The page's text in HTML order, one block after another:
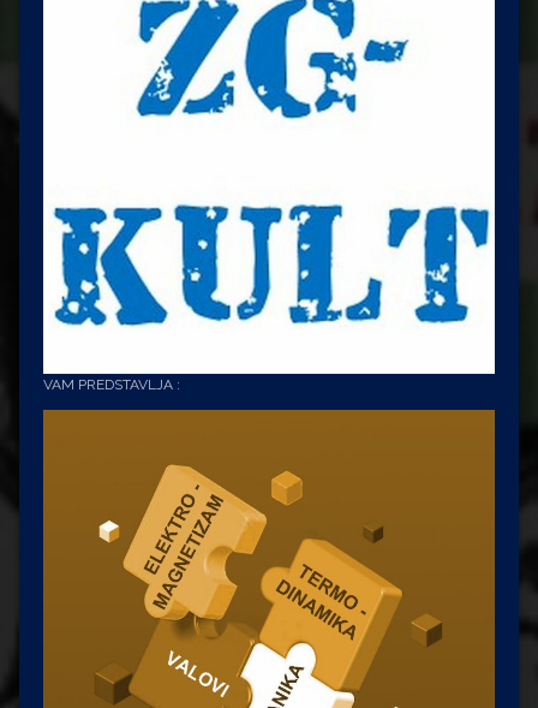
VAM PREDSTAVLJA :